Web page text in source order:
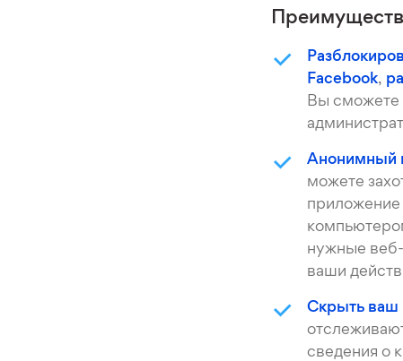
Facebook,
Вы сможете
Анонимный
можете
нужные веб-
ваши
Скрыть ваш
сведения о